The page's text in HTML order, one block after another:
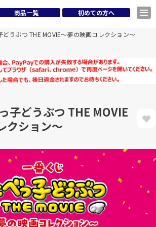
商品一覧 初めての方へ
どうぶつ THE MOVIE～夢の映画コレクション～
子どうぶつ THE MOVIE
クション～